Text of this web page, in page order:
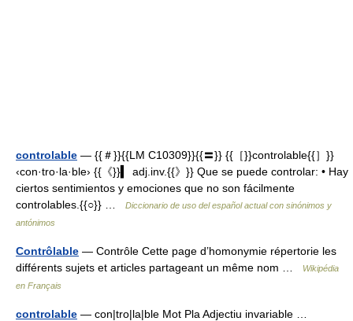
controlable — {{＃}}{{LM C10309}}{{〓}} {{［}}controlable{{］}}
‹con·tro·la·ble› {{《}}▍ adj.inv.{{》}} Que se puede controlar: • Hay
ciertos sentimientos y emociones que no son fácilmente
controlables.{{○}} …
Diccionario de uso del español actual con sinónimos y
antónimos
Contrôlable — Contrôle Cette page d’homonymie répertorie les
différents sujets et articles partageant un même nom …
Wikipédia
en Français
controlable — con|tro|la|ble Mot Pla Adjectiu invariable …